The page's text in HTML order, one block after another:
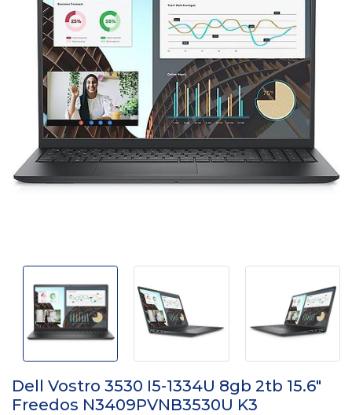
Dell Vostro 3530 I5-1334U 8gb 2tb 15.6"
Freedos N3409PVNB3530U K3